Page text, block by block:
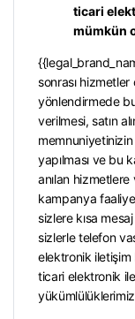
ticari
mümkün
sonrası
yönlendirmede
verilmesi, satın
yapılması ve bu
anılan
kampanya
sizlere kısa
sizlerle telefon
elektronik iletişim
ticari elektronik